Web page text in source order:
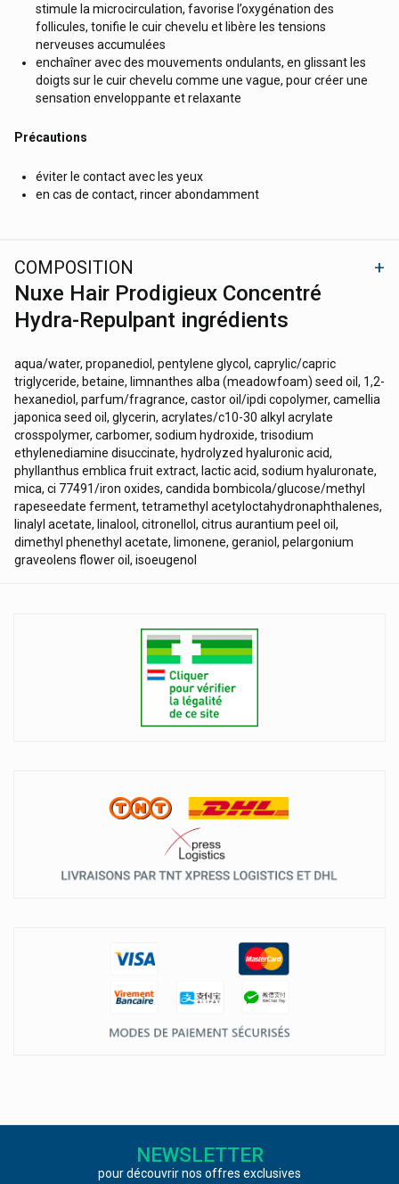
stimule la microcirculation, favorise l’oxygénation des
follicules, tonifie le cuir chevelu et libère les tensions
nerveuses accumulées
enchaîner avec des mouvements ondulants, en glissant les
doigts sur le cuir chevelu comme une vague, pour créer une
sensation enveloppante et relaxante
Précautions
éviter le contact avec les yeux
en cas de contact, rincer abondamment
COMPOSITION
Nuxe Hair Prodigieux Concentré
Hydra-Repulpant ingrédients
aqua/water, propanediol, pentylene glycol, caprylic/capric
triglyceride, betaine, limnanthes alba (meadowfoam) seed oil, 1,2-
hexanediol, parfum/fragrance, castor oil/ipdi copolymer, camellia
japonica seed oil, glycerin, acrylates/c10-30 alkyl acrylate
crosspolymer, carbomer, sodium hydroxide, trisodium
ethylenediamine disuccinate, hydrolyzed hyaluronic acid,
phyllanthus emblica fruit extract, lactic acid, sodium hyaluronate,
mica, ci 77491/iron oxides, candida bombicola/glucose/methyl
rapeseedate ferment, tetramethyl acetyloctahydronaphthalenes,
linalyl acetate, linalool, citronellol, citrus aurantium peel oil,
dimethyl phenethyl acetate, limonene, geraniol, pelargonium
graveolens flower oil, isoeugenol
NEWSLETTER
pour découvrir nos offres exclusives